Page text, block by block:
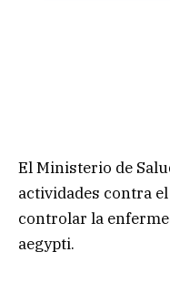
El Ministerio de
actividades contra
controlar la
aegypti.